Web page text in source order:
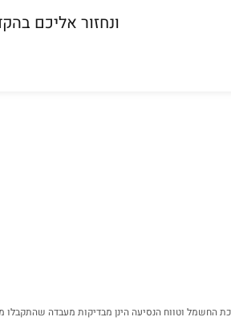
ונחזור אליכם
החשמל וטווח הנסיעה הינן מבדיקות מעבדה